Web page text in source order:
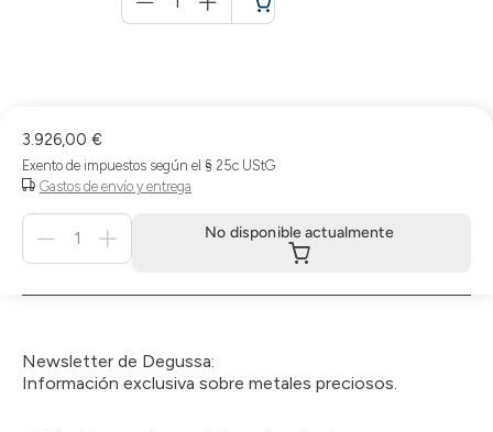
für
Cesta
3.926,00 €
Exento de impuestos según el § 25c UStG
Gastos de envío y entrega
No
actualmente
No disponible actualmente
Newsletter de Degussa:
Información exclusiva sobre metales preciosos.